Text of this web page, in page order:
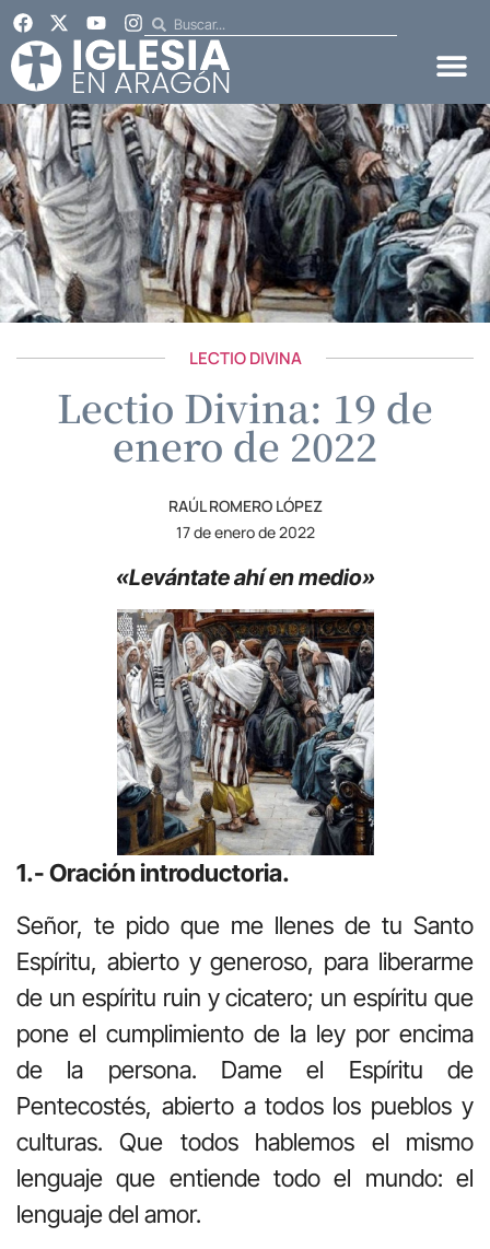
LECTIO DIVINA
Lectio Divina: 19 de
enero de 2022
RAÚL ROMERO LÓPEZ
17 de enero de 2022
«Levántate ahí en medio»
1.- Oración introductoria.
Señor, te pido que me llenes de tu Santo
Espíritu, abierto y generoso, para liberarme
de un espíritu ruin y cicatero; un espíritu que
pone el cumplimiento de la ley por encima
de la persona. Dame el Espíritu de
Pentecostés, abierto a todos los pueblos y
culturas. Que todos hablemos el mismo
lenguaje que entiende todo el mundo: el
lenguaje del amor.